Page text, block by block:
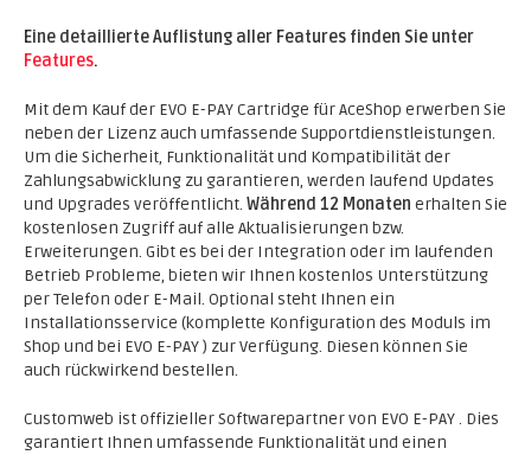
Eine detaillierte Auflistung aller Features finden Sie unter
Features.
Mit dem Kauf der EVO E-PAY Cartridge für AceShop erwerben Sie
neben der Lizenz auch umfassende Supportdienstleistungen.
Um die Sicherheit, Funktionalität und Kompatibilität der
Zahlungsabwicklung zu garantieren, werden laufend Updates
und Upgrades veröffentlicht. Während 12 Monaten erhalten Sie
kostenlosen Zugriff auf alle Aktualisierungen bzw.
Erweiterungen. Gibt es bei der Integration oder im laufenden
Betrieb Probleme, bieten wir Ihnen kostenlos Unterstützung
per Telefon oder E-Mail. Optional steht Ihnen ein
Installationsservice (komplette Konfiguration des Moduls im
Shop und bei EVO E-PAY ) zur Verfügung. Diesen können Sie
auch rückwirkend bestellen.
Customweb ist offizieller Softwarepartner von EVO E-PAY . Dies
garantiert Ihnen umfassende Funktionalität und einen